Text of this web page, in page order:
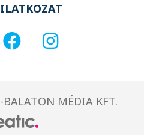
MÉDIA KFT.